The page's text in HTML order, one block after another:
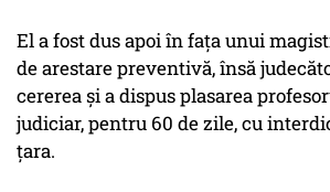
El a fost dus apoi în faţa unui
de arestare preventivă, însă
cererea şi a dispus plasarea
judiciar, pentru 60 de zile, cu
ţara.